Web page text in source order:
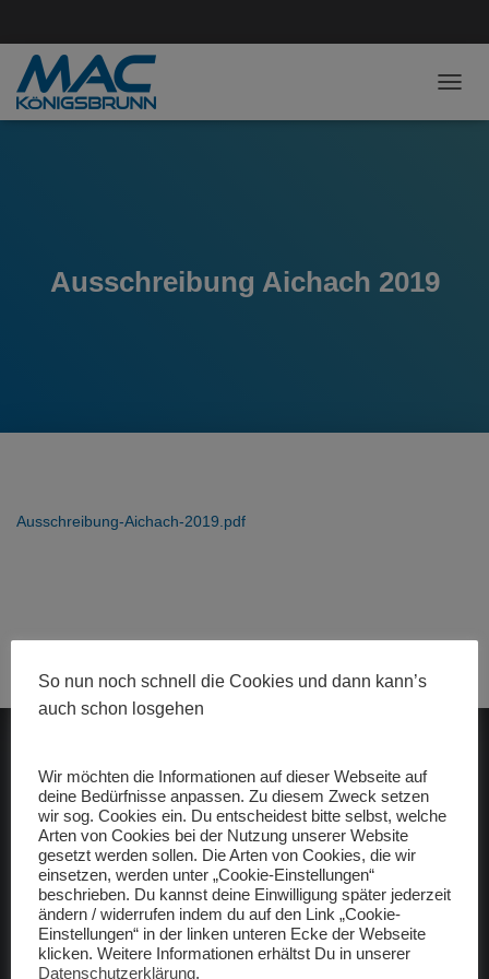
Ausschreibung Aichach 2019
Ausschreibung-Aichach-2019.pdf
ADAC gelbhilft
Freunde
raceBMX Germany
So nun noch schnell die Cookies und dann kann’s
auch schon losgehen
Wir möchten die Informationen auf dieser Webseite auf
deine Bedürfnisse anpassen. Zu diesem Zweck setzen
wir sog. Cookies ein. Du entscheidest bitte selbst, welche
Arten von Cookies bei der Nutzung unserer Website
gesetzt werden sollen. Die Arten von Cookies, die wir
einsetzen, werden unter „Cookie-Einstellungen“
beschrieben. Du kannst deine Einwilligung später jederzeit
ändern / widerrufen indem du auf den Link „Cookie-
Einstellungen“ in der linken unteren Ecke der Webseite
klicken. Weitere Informationen erhältst Du in unserer
Datenschutzerklärung.